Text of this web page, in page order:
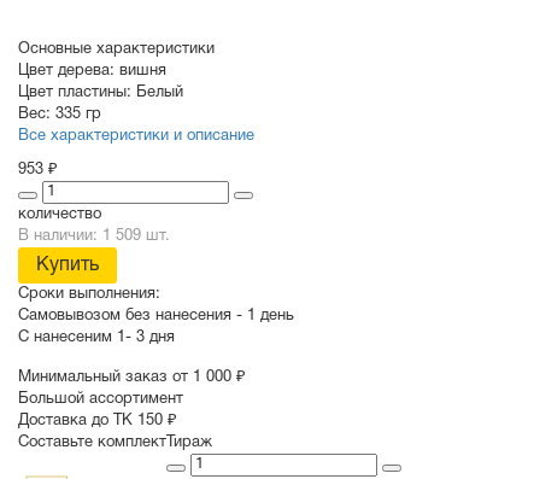
Основные характеристики
Цвет дерева: вишня
Цвет пластины: Белый
Вес: 335 гр
Все характеристики и описание
953 ₽
количество
В наличии: 1 509 шт.
Купить
Сроки выполнения:
Самовывозом без нанесения -
1 день
С нанесеним
1- 3 дня
Минимальный заказ от 1 000 ₽
Большой ассортимент
Доставка до ТК 150 ₽
Составьте комплект Тираж